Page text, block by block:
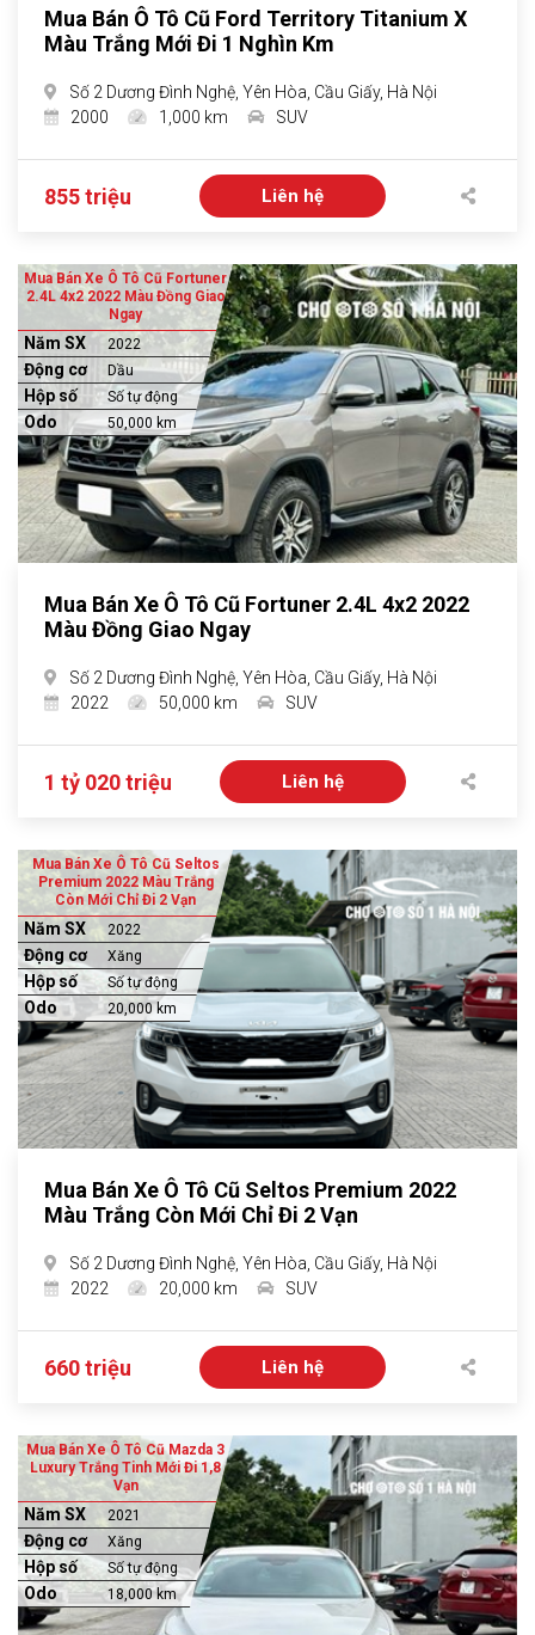
Mua Bán Ô Tô Cũ Ford Territory Titanium X
Màu Trắng Mới Đi 1 Nghìn Km
Số 2 Dương Đình Nghệ, Yên Hòa, Cầu Giấy, Hà Nội
2000
1,000 km SUV
855 triệu Liên hệ
Mua Bán Xe Ô Tô Cũ Fortuner
2.4L 4x2 2022 Màu Đồng Giao
Ngay
Năm SX 2022
Động cơ Dầu
Hộp số Số tự động
Odo 50,000 km
Mua Bán Xe Ô Tô Cũ Fortuner 2.4L 4x2 2022
Màu Đồng Giao Ngay
Số 2 Dương Đình Nghệ, Yên Hòa, Cầu Giấy, Hà Nội
2022
50,000 km SUV
1 tỷ 020 triệu Liên hệ
Mua Bán Xe Ô Tô Cũ Seltos
Premium 2022 Màu Trắng
Còn Mới Chỉ Đi 2 Vạn
Năm SX 2022
Động cơ Xăng
Hộp số Số tự động
Odo 20,000 km
Mua Bán Xe Ô Tô Cũ Seltos Premium 2022
Màu Trắng Còn Mới Chỉ Đi 2 Vạn
Số 2 Dương Đình Nghệ, Yên Hòa, Cầu Giấy, Hà Nội
2022
20,000 km SUV
660 triệu Liên hệ
Mua Bán Xe Ô Tô Cũ Mazda 3
Luxury Trắng Tinh Mới Đi 1,8
Vạn
Năm SX 2021
Động cơ Xăng
Hộp số Số tự động
Odo 18,000 km